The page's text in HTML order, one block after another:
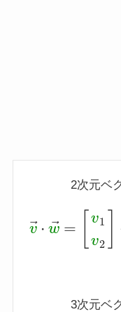
2次元ベ
v⃗⋅ w⃗ = v1
v2
v→⋅w =[ 1
3次元ベ